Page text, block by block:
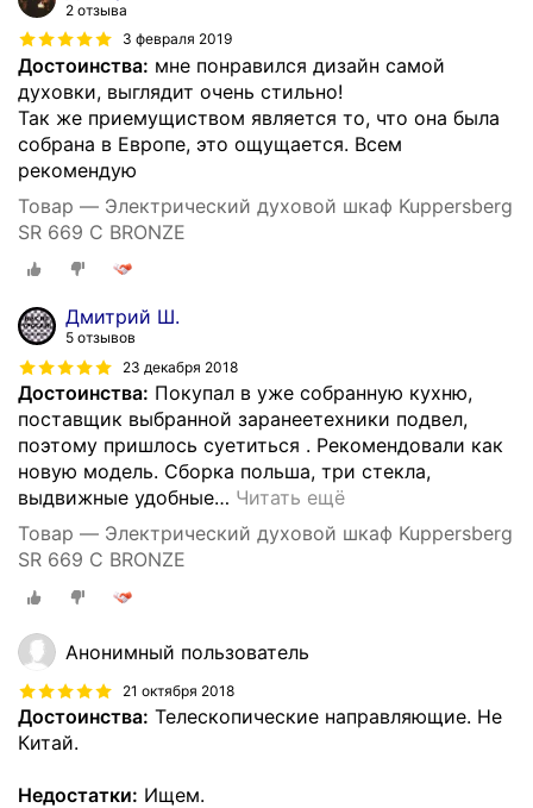
2 отзыва
3 февраля 2019
Достоинства: мне понравился дизайн самой
духовки, выглядит очень стильно!
Так же приемущиством является то, что она была
собрана в Европе, это ощущается. Всем
рекомендую
Товар — Электрический духовой шкаф Kuppersberg
SR 669 C BRONZE
Дмитрий Ш.
5 отзывов
23 декабря 2018
Достоинства: Покупал в уже собранную кухню,
поставщик выбранной заранеетехники подвел,
поэтому пришлось суетиться . Рекомендовали как
новую модель. Сборка польша, три стекла,
выдвижные удобные… Читать ещё
Товар — Электрический духовой шкаф Kuppersberg
SR 669 C BRONZE
Анонимный пользователь
21 октября 2018
Достоинства: Телескопические направляющие. Не
Китай.
Недостатки: Ищем.